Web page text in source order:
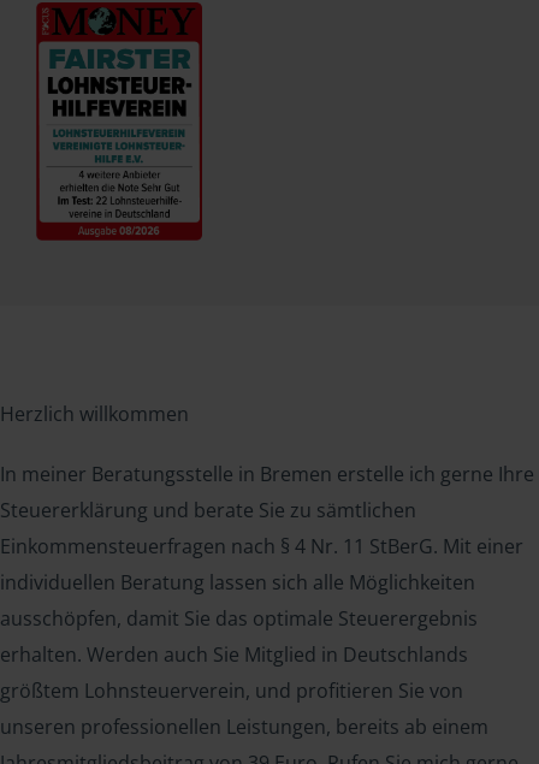
Herzlich willkommen
In meiner Beratungsstelle in Bremen erstelle ich gerne Ihre
Steuererklärung und berate Sie zu sämtlichen
Einkommensteuerfragen nach § 4 Nr. 11 StBerG. Mit einer
individuellen Beratung lassen sich alle Möglichkeiten
ausschöpfen, damit Sie das optimale Steuerergebnis
erhalten. Werden auch Sie Mitglied in Deutschlands
größtem Lohnsteuerverein, und profitieren Sie von
unseren professionellen Leistungen, bereits ab einem